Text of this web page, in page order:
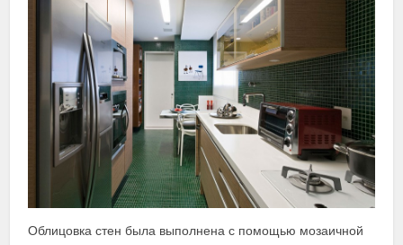
Облицовка стен была выполнена с помощью мозаичной